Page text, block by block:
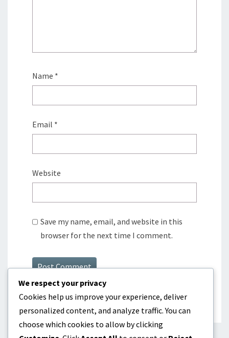
Name *
Email *
Website
Save my name, email, and website in this
browser for the next time I comment.
We respect your privacy
Cookies help us improve your experience, deliver
personalized content, and analyze traffic. You can
choose which cookies to allow by clicking